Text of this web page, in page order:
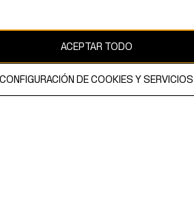
web está protegido por copyright y es
& Mauritz AB.
ACEPTAR TODO
CONFIGURACIÓN DE COOKIES Y SERVICIOS